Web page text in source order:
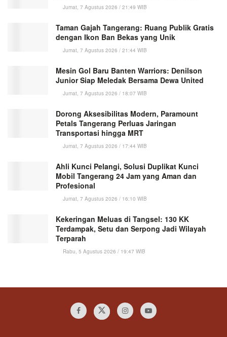
Jumat, 7 Agustus 2026 / 21:49 WIB
Taman Gajah Tangerang: Ruang Publik Gratis
dengan Ikon Ban Bekas yang Unik
Jumat, 7 Agustus 2026 / 21:44 WIB
Mesin Gol Baru Banten Warriors: Denilson
Junior Siap Meledak Bersama Dewa United
Jumat, 7 Agustus 2026 / 18:07 WIB
Dorong Aksesibilitas Modern, Paramount
Petals Tangerang Perluas Jaringan
Transportasi hingga MRT
Jumat, 7 Agustus 2026 / 17:44 WIB
Ahli Kunci Pelangi, Solusi Duplikat Kunci
Mobil Tangerang 24 Jam yang Aman dan
Profesional
Jumat, 7 Agustus 2026 / 16:10 WIB
Kekeringan Meluas di Tangsel: 130 KK
Terdampak, Setu dan Serpong Jadi Wilayah
Terparah
Rabu, 5 Agustus 2026 / 19:47 WIB